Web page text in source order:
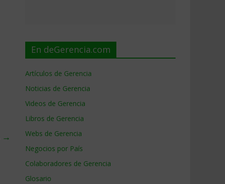
→
En deGerencia.com
Artículos de Gerencia
Noticias de Gerencia
Videos de Gerencia
Libros de Gerencia
Webs de Gerencia
Negocios por País
Colaboradores de Gerencia
Glosario